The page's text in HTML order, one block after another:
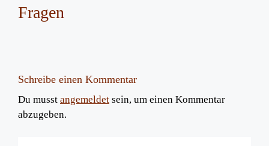
Fragen
Schreibe einen Kommentar
Du musst angemeldet sein, um einen Kommentar
abzugeben.